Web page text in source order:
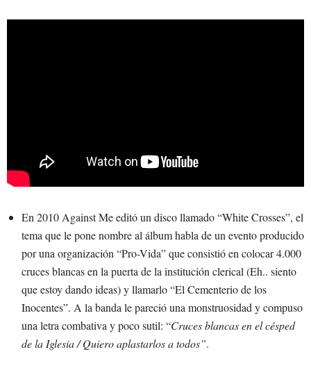
En 2010 Against Me editó un disco llamado “White Crosses”, el
tema que le pone nombre al álbum habla de un evento producido
por una organización “Pro-Vida” que consistió en colocar 4.000
cruces blancas en la puerta de la institución clerical (Eh.. siento
que estoy dando ideas) y llamarlo “El Cementerio de los
Inocentes”. A la banda le pareció una monstruosidad y compuso
una letra combativa y poco sutil: “Cruces blancas en el césped
de la Iglesia / Quiero aplastarlos a todos”.